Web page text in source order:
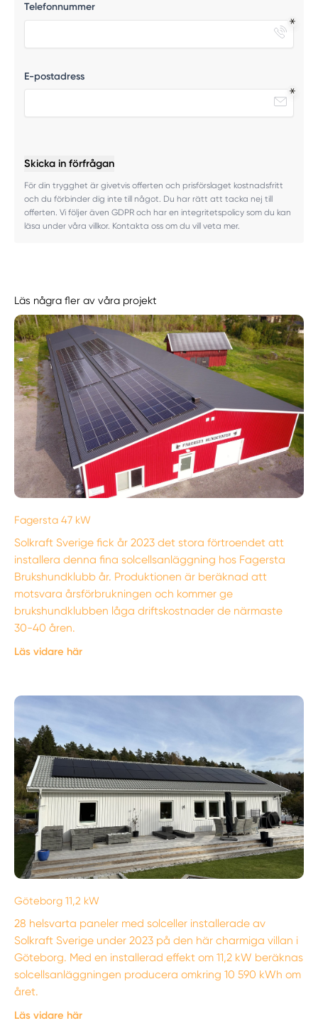
Telefonnummer
E-postadress
Skicka in förfrågan
För din trygghet är givetvis offerten och prisförslaget kostnadsfritt
och du förbinder dig inte till något. Du har rätt att tacka nej till
offerten. Vi följer även GDPR och har en integritetspolicy som du kan
läsa under våra villkor. Kontakta oss om du vill veta mer.
Läs några fler av våra projekt
Fagersta 47 kW
Solkraft Sverige fick år 2023 det stora förtroendet att
installera denna fina solcellsanläggning hos Fagersta
Brukshundklubb år. Produktionen är beräknad att
motsvara årsförbrukningen och kommer ge
brukshundklubben låga driftskostnader de närmaste
30-40 åren.
Läs vidare här
Göteborg 11,2 kW
28 helsvarta paneler med solceller installerade av
Solkraft Sverige under 2023 på den här charmiga villan i
Göteborg. Med en installerad effekt om 11,2 kW beräknas
solcellsanläggningen producera omkring 10 590 kWh om
året.
Läs vidare här